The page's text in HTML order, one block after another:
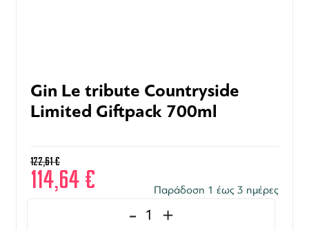
Gin Le tribute Countryside
Limited Giftpack 700ml
122,61€
114,64€ Παράδοση 1 έως 3 ημέρες
- +